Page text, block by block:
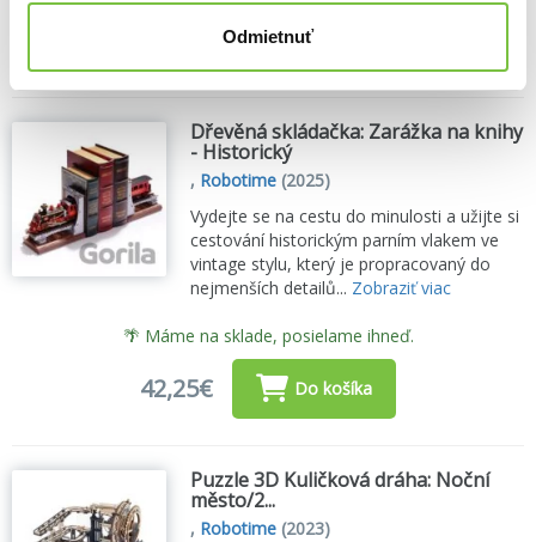
OdmietnuťDo košíka
Dřevěná skládačka: Zarážka na knihy
- Historický
, Robotime (2025)
Vydejte se na cestu do minulosti a užijte si
cestování historickým parním vlakem ve
vintage stylu, který je propracovaný do
nejmenších detailů... Zobraziť viac
🌴 Máme na sklade, posielame ihneď.
42,25€ Do košíka
Puzzle 3D Kuličková dráha: Noční
město/2...
, Robotime (2023)